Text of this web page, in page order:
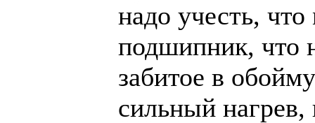
надо учесть,
подшипник, что
забитое в
сильный нагрев,